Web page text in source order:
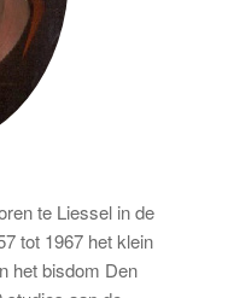
te Liessel in de
tot 1967 het klein
het bisdom Den